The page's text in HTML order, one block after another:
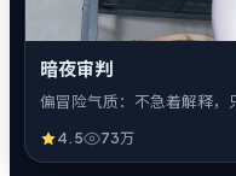
暗夜审判
偏冒险气质：不急着解释，
4.5 73万